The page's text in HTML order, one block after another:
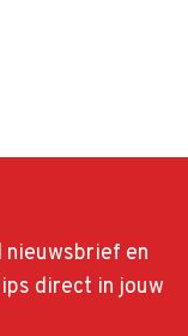
nieuwsbrief en
direct in jouw